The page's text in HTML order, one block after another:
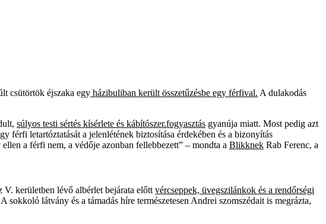
csütörtök éjszaka egy házibuliban került összetűzésbe egy férfival. A dulakodás
súlyos testi sértés kísérlete és kábítószer.fogyasztás gyanúja miatt. Most pedig azt
férfi letartóztatását a jelenlétének biztosítása érdekében és a bizonyítás
a férfi nem, a védője azonban fellebbezett” – mondta a Blikknek Rab Ferenc, a
V. kerületben lévő albérlet bejárata előtt vércseppek, üvegszilánkok és a rendőrségi
látvány és a támadás híre természetesen Andrei szomszédait is megrázta,